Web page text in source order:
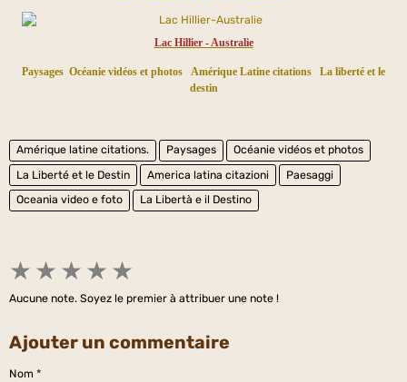
Lac Hillier - Australie
Paysages Océanie vidéos et photos Amérique Latine citations
La liberté et le
destin
Amérique latine citations. Paysages
Océanie vidéos et photos
La Liberté et le Destin
America latina citazioni
Paesaggi
Oceania video e foto
La Libertà e il Destino
★ ★ ★ ★ ★
Aucune note. Soyez le premier à attribuer une note !
Ajouter un commentaire
Nom